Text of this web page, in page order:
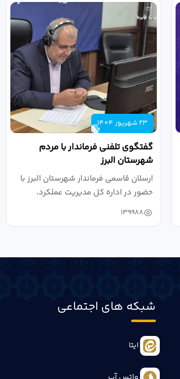
23 شهریور 1404
گفتگوی تلفنی فرماندار با مردم
شهرستان البرز
ارسلان قاسمی فرماندار شهرستان البرز با
حضور در اداره کل مدیریت عملکرد،
بازرسی...
139988
شبکه های اجتماعی
ایتا